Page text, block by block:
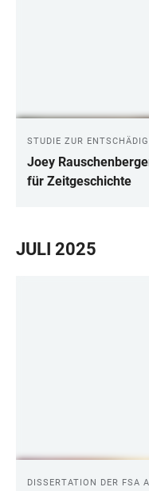
STUDIE ZUR
Joey
für Zeitgeschichte
JULI 2025
DISSERTATION DER FSA